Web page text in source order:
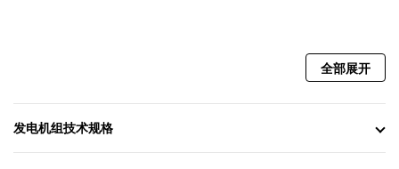
全部展开
发电机组技术规格